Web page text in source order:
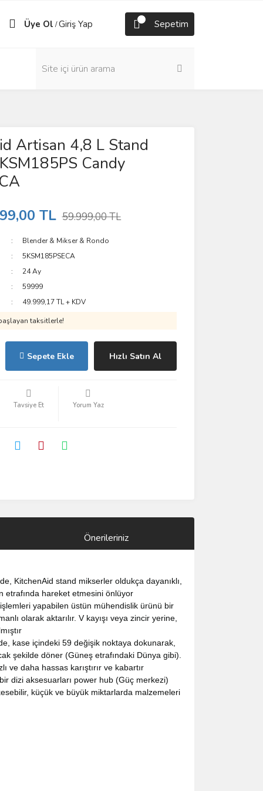
Üye Ol /Giriş Yap Sepetim
Artisan 4,8 L Stand
Candy
TL 59.999,00 TL
Blender & Mikser & Rondo
5KSM185PSECA
24 Ay
59999
49.999,17 TL + KDV
taksitlerle!
Sepete Ekle Hızlı Satın Al
Tavsiye Et Yorum Yaz
Önerileriniz
KitchenAid stand mikserler oldukça dayanıklı,
etrafında hareket etmesini önlüyor
yapabilen üstün mühendislik ürünü bir
olarak aktarılır. V kayışı veya zincir yerine,
kase içindeki 59 değişik noktaya dokunarak,
şekilde döner (Güneş etrafındaki Dünya gibi).
daha hassas karıştırır ve kabartır
dizi aksesuarları power hub (Güç merkezi)
küçük ve büyük miktarlarda malzemeleri